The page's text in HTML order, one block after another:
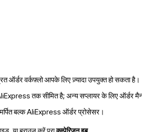
ऑर्डर वर्कफ़्लो आपके लिए ज़्यादा उपयुक्त हो सकता है।
तक सीमित है; अन्य सप्लायर के लिए ऑर्डर
बल्क AliExpress ऑर्डर प्रोसेसर।
या ब्राउज़ करें पूराकम्पेरिज़न हब.